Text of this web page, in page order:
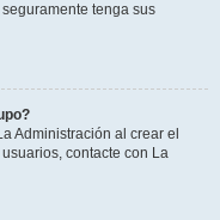
tenga sus
Administración al crear el
contacte con La